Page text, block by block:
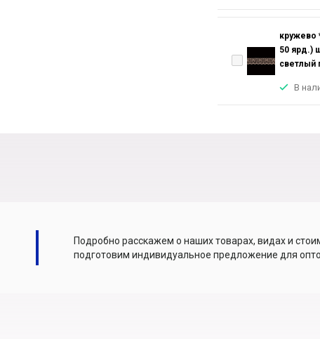
кружево
50 ярд.)
светлый
В
Подробно расскажем о наших товарах, видах и
подготовим индивидуальное предложение для